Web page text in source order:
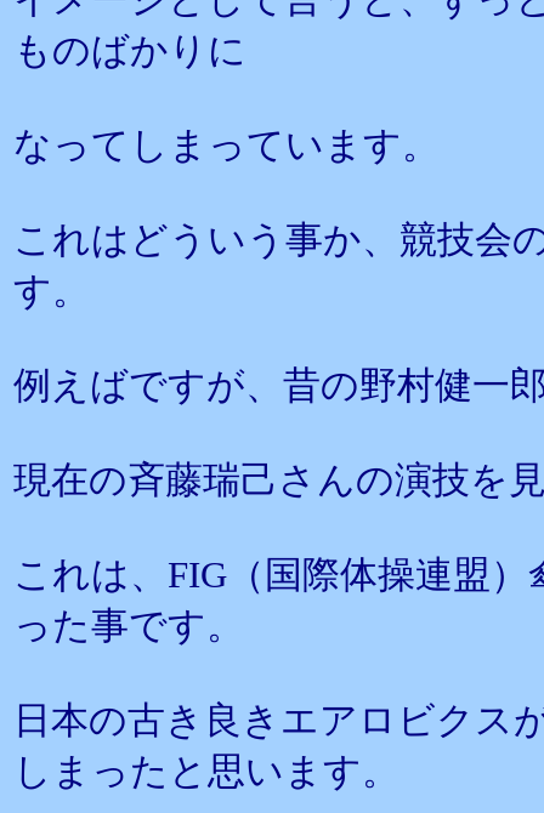
ものばかりに
なってしまっています。
これはどういう事か、競技会
す。
例えばですが、昔の野村健一
現在の斉藤瑞己さんの演技を
これは、FIG（国際体操連盟
った事です。
日本の古き良きエアロビクス
しまったと思います。